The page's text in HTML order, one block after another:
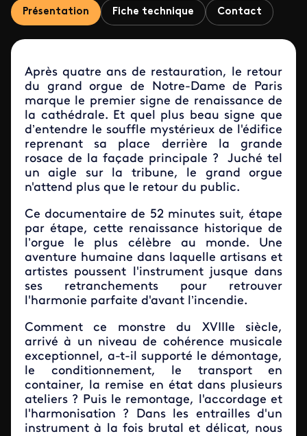
Présentation Fiche technique Contact
Après quatre ans de restauration, le retour
du grand orgue de Notre-Dame de Paris
marque le premier signe de renaissance de
la cathédrale. Et quel plus beau signe que
d’entendre le souffle mystérieux de l'édifice
reprenant sa place derrière la grande
rosace de la façade principale ? Juché tel
un aigle sur la tribune, le grand orgue
n'attend plus que le retour du public.
Ce documentaire de 52 minutes suit, étape
par étape, cette renaissance historique de
l’orgue le plus célèbre au monde. Une
aventure humaine dans laquelle artisans et
artistes poussent l'instrument jusque dans
ses retranchements pour retrouver
l'harmonie parfaite d'avant l’incendie.
Comment ce monstre du XVIIIe siècle,
arrivé à un niveau de cohérence musicale
exceptionnel, a-t-il supporté le démontage,
le conditionnement, le transport en
container, la remise en état dans plusieurs
ateliers ? Puis le remontage, l'accordage et
l'harmonisation ? Dans les entrailles d'un
instrument à la fois brutal et délicat, nous